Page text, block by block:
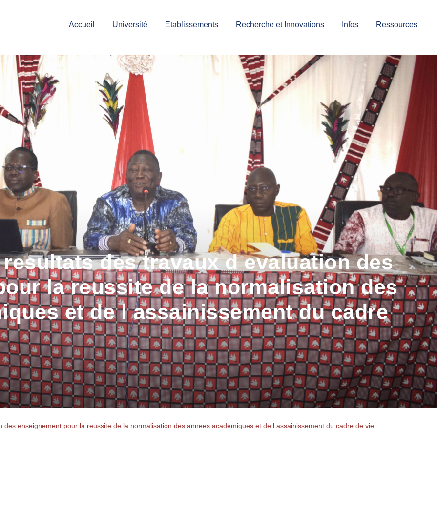
Accueil Université Etablissements Recherche et Innovations Infos Ressources
des travaux d evaluation des
la reussite de la normalisation des
et de l assainissement du cadre
des enseignement pour la reussite de la normalisation des annees academiques et de l assainissement du cadre de vie